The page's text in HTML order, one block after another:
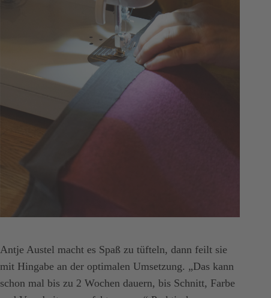
Antje Austel macht es Spaß zu tüfteln, dann feilt sie
mit Hingabe an der optimalen Umsetzung. „Das kann
schon mal bis zu 2 Wochen dauern, bis Schnitt, Farbe